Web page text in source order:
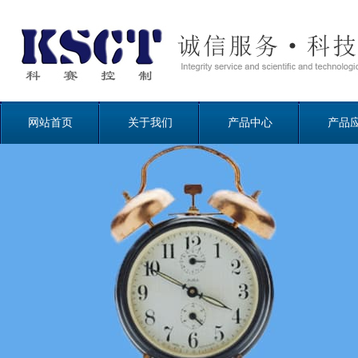
网站首页 关于我们 产品中心 产品